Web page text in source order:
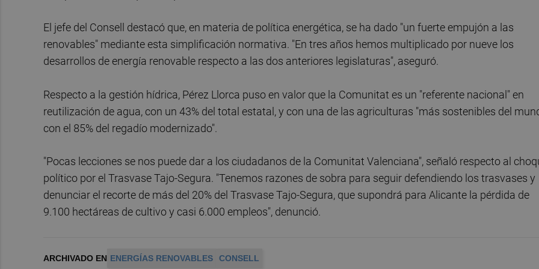
El jefe del Consell destacó que, en materia de política energética, se ha dado "un fuerte empujón a las
renovables" mediante esta simplificación normativa. "En tres años hemos multiplicado por nueve los
desarrollos de energía renovable respecto a las dos anteriores legislaturas", aseguró.
Respecto a la gestión hídrica, Pérez Llorca puso en valor que la Comunitat es un "referente nacional" en
reutilización de agua, con un 43% del total estatal, y con una de las agriculturas "más sostenibles del
con el 85% del regadío modernizado".
"Pocas lecciones se nos puede dar a los ciudadanos de la Comunitat Valenciana", señaló respecto al
político por el Trasvase Tajo-Segura. "Tenemos razones de sobra para seguir defendiendo los trasvases y
denunciar el recorte de más del 20% del Trasvase Tajo-Segura, que supondrá para Alicante la pérdida de
9.100 hectáreas de cultivo y casi 6.000 empleos", denunció.
ARCHIVADO EN ENERGÍAS RENOVABLES CONSELL